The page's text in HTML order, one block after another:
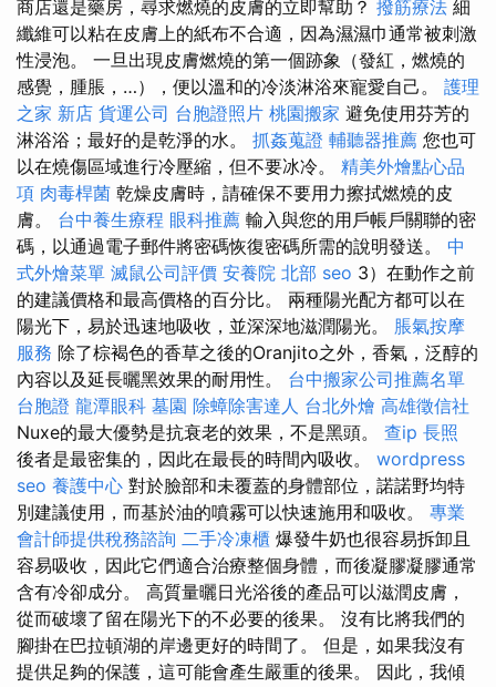
商店還是藥房，尋求燃燒的皮膚的立即幫助？ 撥筋療法 細
纖維可以粘在皮膚上的紙布不合適，因為濕濕巾通常被刺激
性浸泡。 一旦出現皮膚燃燒的第一個跡象（發紅，燃燒的
感覺，腫脹，…），便以溫和的冷淡淋浴來寵愛自己。 護理
之家 新店 貨運公司 台胞證照片 桃園搬家 避免使用芬芳的
淋浴浴；最好的是乾淨的水。 抓姦蒐證 輔聽器推薦 您也可
以在燒傷區域進行冷壓縮，但不要冰冷。 精美外燴點心品
項 肉毒桿菌 乾燥皮膚時，請確保不要用力擦拭燃燒的皮
膚。 台中養生療程 眼科推薦 輸入與您的用戶帳戶關聯的密
碼，以通過電子郵件將密碼恢復密碼所需的說明發送。 中
式外燴菜單 滅鼠公司評價 安養院 北部 seo 3）在動作之前
的建議價格和最高價格的百分比。 兩種陽光配方都可以在
陽光下，易於迅速地吸收，並深深地滋潤陽光。 脹氣按摩
服務 除了棕褐色的香草之後的Oranjito之外，香氣，泛醇的
內容以及延長曬黑效果的耐用性。 台中搬家公司推薦名單
台胞證 龍潭眼科 墓園 除蟑除害達人 台北外燴 高雄徵信社
Nuxe的最大優勢是抗衰老的效果，不是黑頭。 查ip 長照
後者是最密集的，因此在最長的時間內吸收。 wordpress
seo 養護中心 對於臉部和未覆蓋的身體部位，諾諾野均特
別建議使用，而基於油的噴霧可以快速施用和吸收。 專業
會計師提供稅務諮詢 二手冷凍櫃 爆發牛奶也很容易拆卸且
容易吸收，因此它們適合治療整個身體，而後凝膠凝膠通常
含有冷卻成分。 高質量曬日光浴後的產品可以滋潤皮膚，
從而破壞了留在陽光下的不必要的後果。 沒有比將我們的
腳掛在巴拉頓湖的岸邊更好的時間了。 但是，如果我沒有
提供足夠的保護，這可能會產生嚴重的後果。 因此，我傾